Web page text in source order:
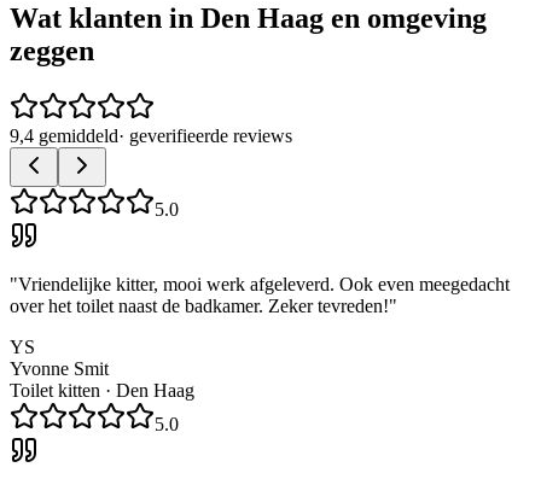
Wat klanten in Den Haag en omgeving
zeggen
9,4 gemiddeld· geverifieerde reviews
5.0
"Vriendelijke kitter, mooi werk afgeleverd. Ook even meegedacht
over het toilet naast de badkamer. Zeker tevreden!"
YS
Yvonne Smit
Toilet kitten · Den Haag
5.0